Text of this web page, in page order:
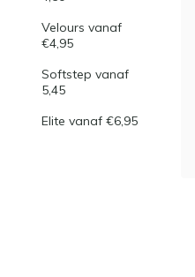
Velours vanaf
€4,95
Softstep vanaf
5,45
Elite vanaf €6,95